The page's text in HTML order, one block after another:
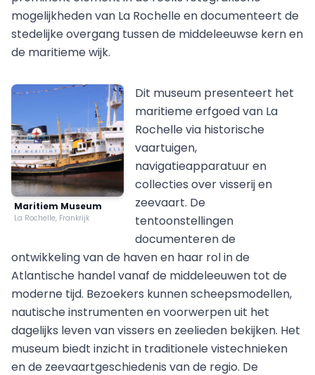
mogelijkheden van La Rochelle en documenteert de
stedelijke overgang tussen de middeleeuwse kern en
de maritieme wijk.
Maritiem Museum
La Rochelle, Frankrijk
Dit museum presenteert het
maritieme erfgoed van La
Rochelle via historische
vaartuigen,
navigatieapparatuur en
collecties over visserij en
zeevaart. De
tentoonstellingen
documenteren de
ontwikkeling van de haven en haar rol in de
Atlantische handel vanaf de middeleeuwen tot de
moderne tijd. Bezoekers kunnen scheepsmodellen,
nautische instrumenten en voorwerpen uit het
dagelijks leven van vissers en zeelieden bekijken. Het
museum biedt inzicht in traditionele vistechnieken
en de zeevaartgeschiedenis van de regio. De